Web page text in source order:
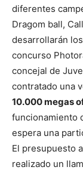
diferentes
Dragom ball,
desarrollarán
concurso
concejal de
contratado una
10.000 megas
funcionamiento
espera una
El presupuesto
realizado un